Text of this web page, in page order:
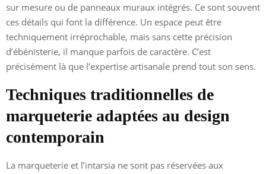
sur mesure ou de panneaux muraux intégrés. Ce sont souvent
ces détails qui font la différence. Un espace peut être
techniquement irréprochable, mais sans cette précision
d’ébénisterie, il manque parfois de caractère. C’est
précisément là que l’expertise artisanale prend tout son sens.
Techniques traditionnelles de
marqueterie adaptées au design
contemporain
La marqueterie et l’intarsia ne sont pas réservées aux